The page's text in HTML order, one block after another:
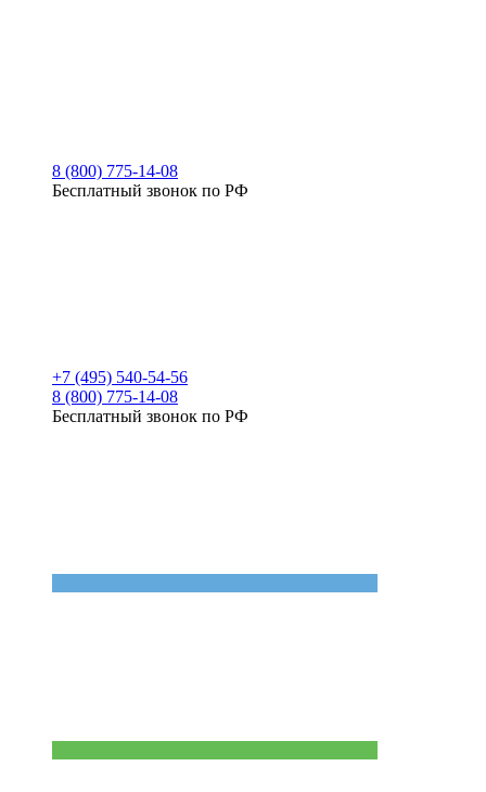
8 (800) 775-14-08
Бесплатный звонок по РФ
+7 (495) 540-54-56
8 (800) 775-14-08
Бесплатный звонок по РФ